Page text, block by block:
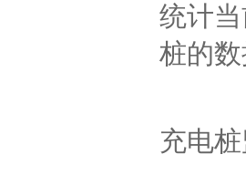
统计
桩的
充电